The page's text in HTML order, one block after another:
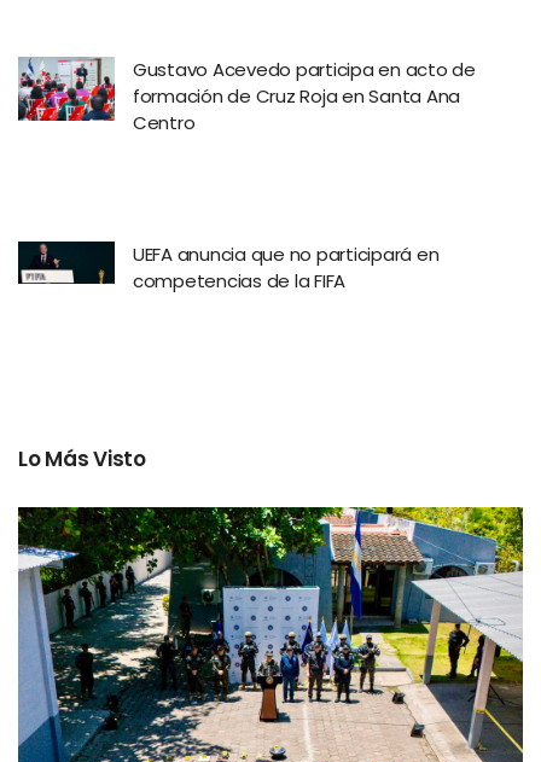
Gustavo Acevedo participa en acto de
formación de Cruz Roja en Santa Ana
Centro
UEFA anuncia que no participará en
competencias de la FIFA
Lo Más Visto